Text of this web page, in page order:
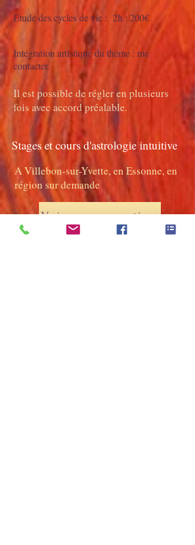
Etude des cycles de vie : 2h : 200€
Intégration artistique du thème : me
contacter.
Il est possible de régler en plusieurs
fois avec accord préalable.
Stages et cours d'astrologie intuitive
A Villebon-sur-Yvette, en Essonne, en
région sur demande
Voir programmation